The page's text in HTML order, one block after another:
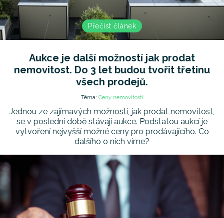
Přečíst článek
Aukce je další možností jak prodat
nemovitost. Do 3 let budou tvořit třetinu
všech prodejů.
Téma: Ceny nemovitostí
Jednou ze zajímavých možností, jak prodat nemovitost,
se v poslední době stávají aukce. Podstatou aukcí je
vytvoření nejvyšší možné ceny pro prodávajícího. Co
dalšího o nich víme?